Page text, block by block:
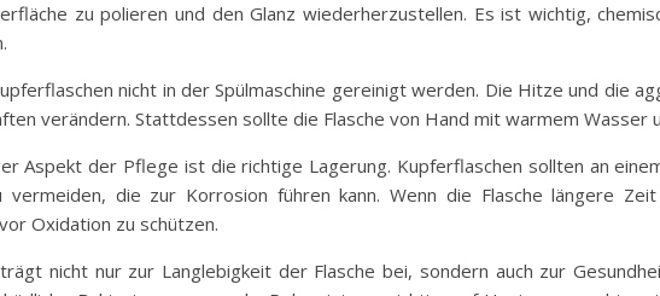
zu polieren und den Glanz wiederherzustellen. Es ist wichtig,
nicht in der Spülmaschine gereinigt werden. Die Hitze und die
verändern. Stattdessen sollte die Flasche von Hand mit warmem Wasser
Aspekt der Pflege ist die richtige Lagerung. Kupferflaschen sollten an
vermeiden, die zur Korrosion führen kann. Wenn die Flasche längere
Oxidation zu schützen.
nicht nur zur Langlebigkeit der Flasche bei, sondern auch zur